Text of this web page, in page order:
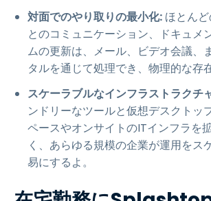
対面でのやり取りの最小化: ほとん
とのコミュニケーション、ドキュメ
ムの更新は、メール、ビデオ会議、
タルを通じて処理でき、物理的な存
スケーラブルなインフラストラクチ
ンドリーなツールと仮想デスクトッ
ペースやオンサイトのITインフラを
く、あらゆる規模の企業が運用をス
易にするよ。